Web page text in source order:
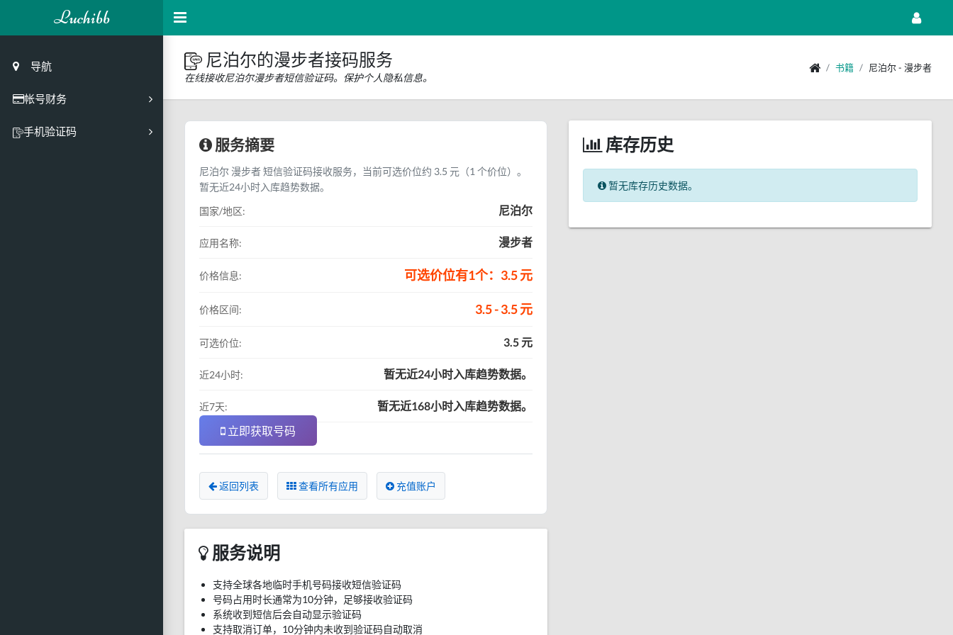
Luchibb
导航
帐号财务
充值
手机验证码
尼泊尔的漫步者接码服务
在线接收尼泊尔漫步者短信验证码。保护个人隐私信息。
书籍 尼泊尔 - 漫步者
服务摘要
尼泊尔 漫步者 短信验证码接收服务，当前可选价位约 3.5 元（1 个价位）。
暂无近24小时入库趋势数据。
国家/地区:
尼泊尔
应用名称: 漫步者
价格信息: 可选价位有1个：3.5 元
价格区间: 3.5 - 3.5 元
可选价位: 3.5 元
近24小时: 暂无近24小时入库趋势数据。
近7天:
暂无近168小时入库趋势数据。
立即获取号码
返回列表 查看所有应用 充值账户
服务说明
支持全球各地临时手机号码接收短信验证码
号码占用时长通常为10分钟，足够接收验证码
系统收到短信后会自动显示验证码
支持取消订单，10分钟内未收到验证码自动取消
库存历史
暂无库存历史数据。